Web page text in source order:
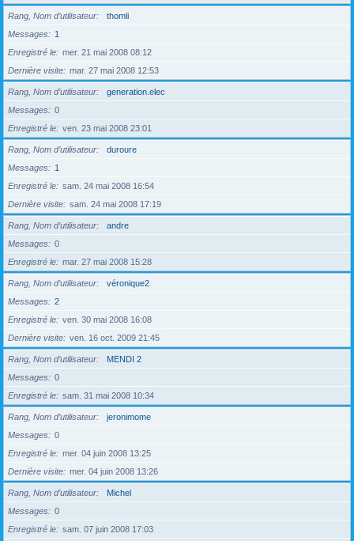
Rang, Nom d’utilisateur
thomli
Messages
1
Enregistré le
mer. 21 mai 2008 08:12
Dernière visite
mar. 27 mai 2008 12:53
Rang, Nom d’utilisateur
generation.elec
Messages
0
Enregistré le
ven. 23 mai 2008 23:01
Rang, Nom d’utilisateur
duroure
Messages
1
Enregistré le
sam. 24 mai 2008 16:54
Dernière visite
sam. 24 mai 2008 17:19
Rang, Nom d’utilisateur
andre
Messages
0
Enregistré le
mar. 27 mai 2008 15:28
Rang, Nom d’utilisateur
véronique2
Messages
2
Enregistré le
ven. 30 mai 2008 16:08
Dernière visite
ven. 16 oct. 2009 21:45
Rang, Nom d’utilisateur
MENDI 2
Messages
0
Enregistré le
sam. 31 mai 2008 10:34
Rang, Nom d’utilisateur
jeronimome
Messages
0
Enregistré le
mer. 04 juin 2008 13:25
Dernière visite
mer. 04 juin 2008 13:26
Rang, Nom d’utilisateur
Michel
Messages
0
Enregistré le
sam. 07 juin 2008 17:03